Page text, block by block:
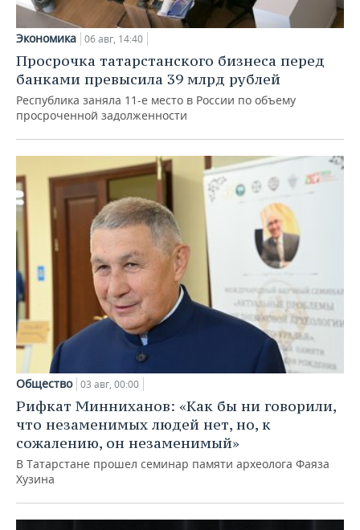
Экономика 06 авг, 14:40
Просрочка татарстанского бизнеса перед
банками превысила 39 млрд рублей
Республика заняла 11-е место в России по объему
просроченной задолженности
Общество 03 авг, 00:00
Рифкат Минниханов: «Как бы ни говорили,
что незаменимых людей нет, но, к
сожалению, он незаменимый»
В Татарстане прошел семинар памяти археолога Фаяза
Хузина